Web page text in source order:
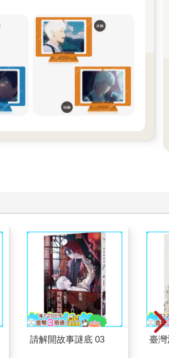
請解開故事謎底 03 臺